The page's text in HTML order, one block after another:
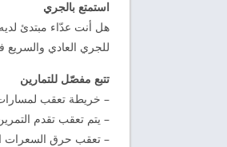
استمتع بالجري
هل أنت عدّاء مبتدئ
للجري العادي
تتبع مفصّل للتمارين
– خريطة تعقب
– يتم تعقب تقدم التمرين
– تعقب حرق السعرات